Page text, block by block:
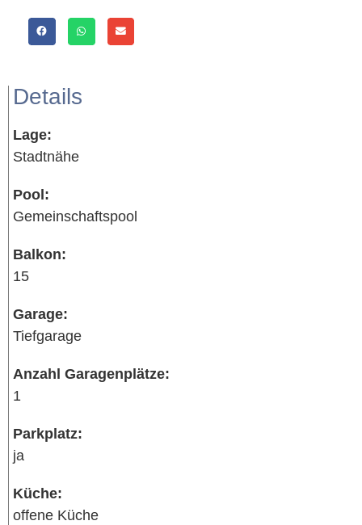
Details
Lage:
Stadtnähe
Pool:
Gemeinschaftspool
Balkon:
15
Garage:
Tiefgarage
Anzahl Garagenplätze:
1
Parkplatz:
ja
Küche:
offene Küche